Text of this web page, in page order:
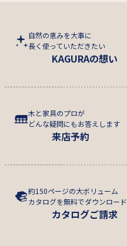
自然の恵みを大事に
長く使っていただきたい
KAGURAの想い
木と家具のプロが
どんな疑問にもお答えします
来店予約
約150ページの大ボリューム
カタログを無料でダウンロード
カタログご請求